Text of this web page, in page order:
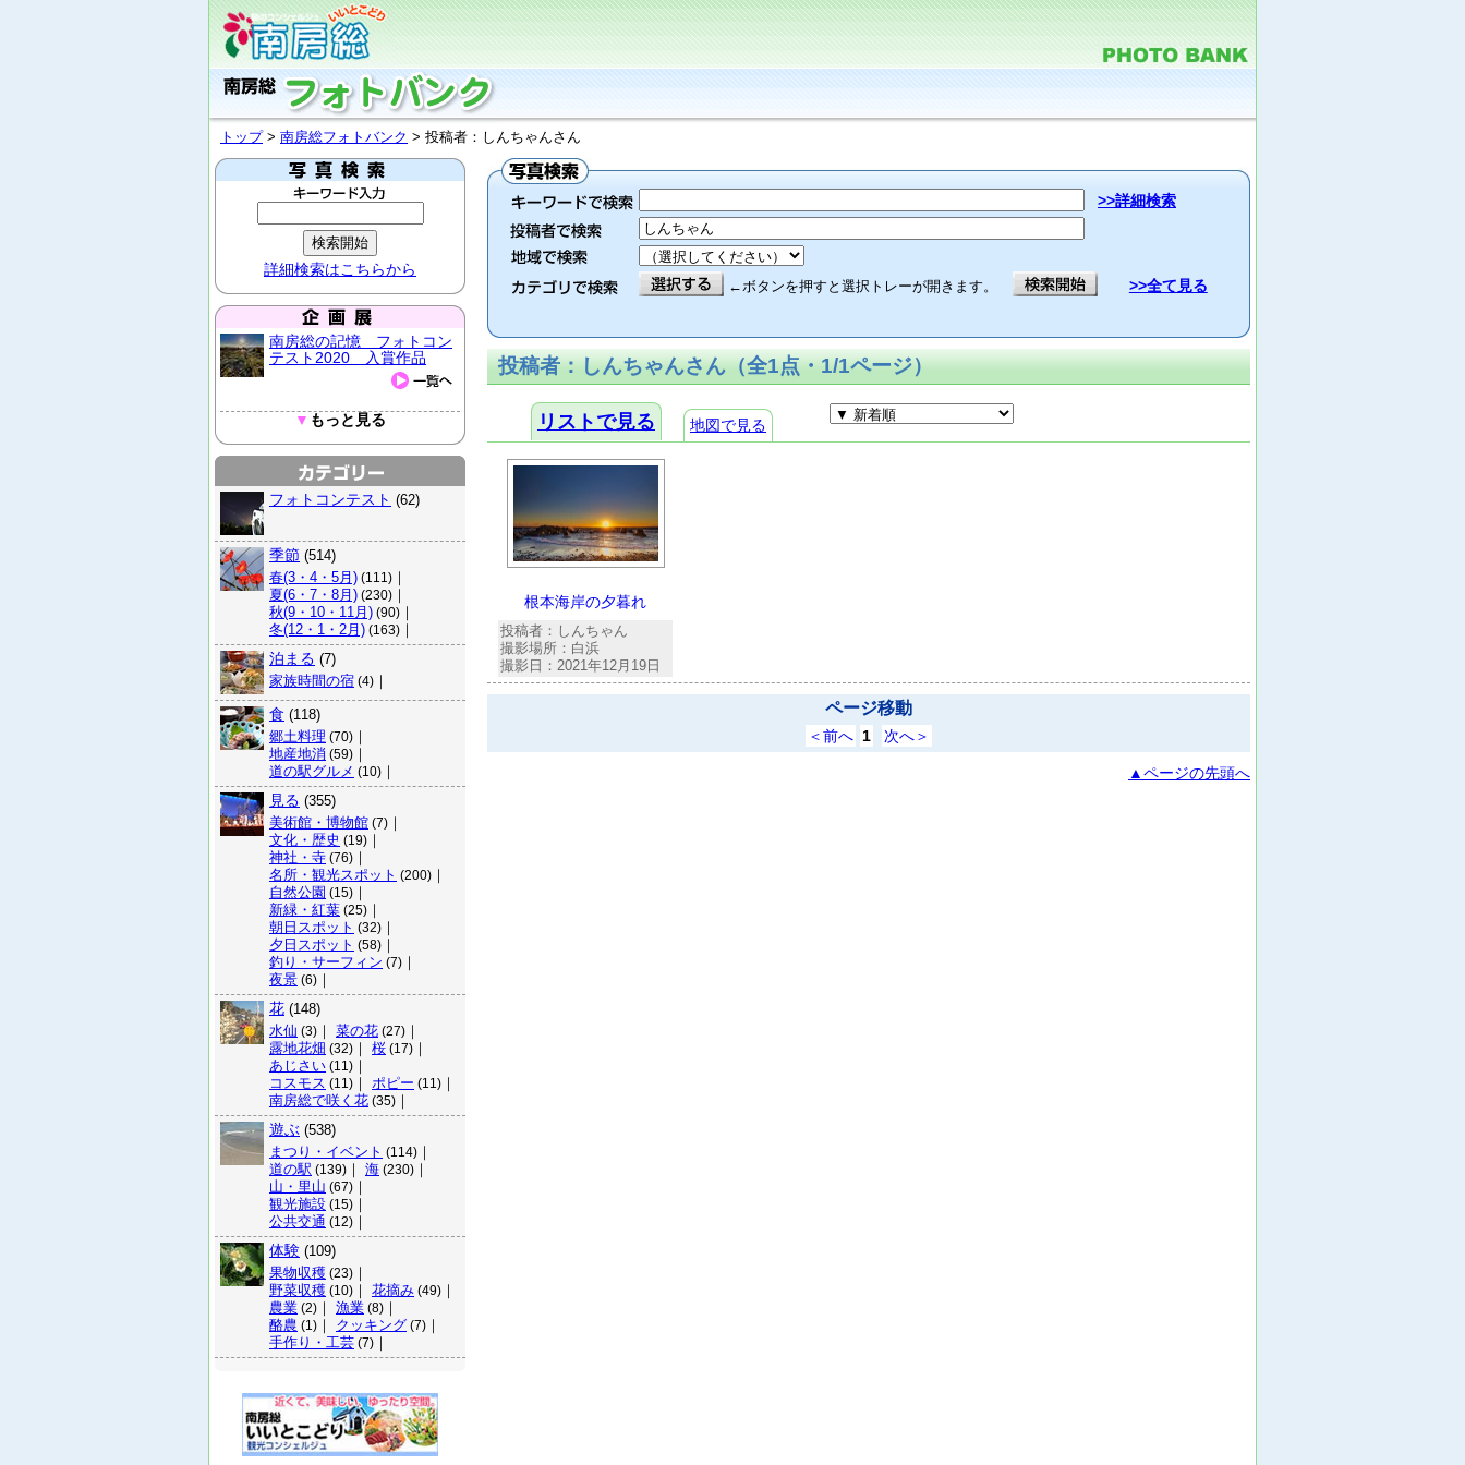
トップ> 南房総フォトバンク > 投稿者：しんちゃんさん
詳細検索はこちらから
南房総の記憶 フォトコン
テスト2020 入賞作品
▼ もっと見る
フォトコンテスト (62)
季節 (514)
春(3・4・5月) (111) ｜
夏(6・7・8月) (230) ｜
秋(9・10・11月) (90) ｜
冬(12・1・2月) (163) ｜
泊まる (7)
家族時間の宿 (4) ｜
食 (118)
郷土料理 (70) ｜
地産地消 (59) ｜
道の駅グルメ (10) ｜
見る (355)
美術館・博物館 (7) ｜
文化・歴史 (19) ｜
神社・寺 (76) ｜
名所・観光スポット (200) ｜
自然公園 (15) ｜
新緑・紅葉 (25) ｜
朝日スポット (32) ｜
夕日スポット (58) ｜
釣り・サーフィン (7) ｜
夜景 (6) ｜
花 (148)
水仙 (3) ｜ 菜の花 (27) ｜
露地花畑 (32) ｜ 桜 (17) ｜
あじさい (11) ｜
コスモス (11) ｜ ポピー (11) ｜
南房総で咲く花 (35) ｜
遊ぶ (538)
まつり・イベント (114) ｜
道の駅 (139) ｜ 海 (230) ｜
山・里山 (67) ｜
観光施設 (15) ｜
公共交通 (12) ｜
体験 (109)
果物収穫 (23) ｜
野菜収穫 (10) ｜ 花摘み (49) ｜
農業 (2) ｜ 漁業 (8) ｜
酪農 (1) ｜ クッキング (7) ｜
手作り・工芸 (7) ｜
>>詳細検索
←ボタンを押すと選択トレーが開きます。 >>全て見る
投稿者：しんちゃんさん（全1点・1/1ページ）
リストで見る 地図で見る
根本海岸の夕暮れ
投稿者：しんちゃん
撮影場所：白浜
撮影日：2021年12月19日
ページ移動
＜前へ 1 次へ＞
▲ページの先頭へ